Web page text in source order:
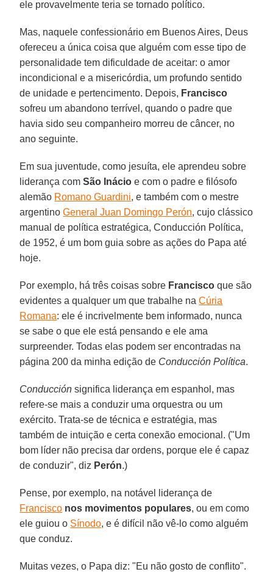
ele provavelmente teria se tornado político.
Mas, naquele confessionário em Buenos Aires, Deus
ofereceu a única coisa que alguém com esse tipo de
personalidade tem dificuldade de aceitar: o amor
incondicional e a misericórdia, um profundo sentido
de unidade e pertencimento. Depois, Francisco
sofreu um abandono terrível, quando o padre que
havia sido seu companheiro morreu de câncer, no
ano seguinte.
Em sua juventude, como jesuíta, ele aprendeu sobre
liderança comSão Inácio e com o padre e filósofo
alemão Romano Guardini, e também com o mestre
argentinoGeneral Juan Domingo Perón, cujo clássico
manual de política estratégica, Conducción Política,
de 1952, é um bom guia sobre as ações do Papa até
hoje.
Por exemplo, há três coisas sobre Francisco que são
evidentes a qualquer um que trabalhe naCúria
Romana: ele é incrivelmente bem informado, nunca
se sabe o que ele está pensando e ele ama
surpreender. Todas elas podem ser encontradas na
página 200 da minha edição de Conducción Política.
Conducción significa liderança em espanhol, mas
refere-se mais a conduzir uma orquestra ou um
exército. Trata-se de técnica e estratégia, mas
também de intuição e certa conexão emocional. ("Um
bom líder não precisa dar ordens, porque ele é capaz
de conduzir", diz Perón.)
Pense, por exemplo, na notável liderança de
Francisco nos movimentos populares, ou em como
ele guiou o Sínodo, e é difícil não vê-lo como alguém
que conduz.
Muitas vezes, o Papa diz: "Eu não gosto de conflito".